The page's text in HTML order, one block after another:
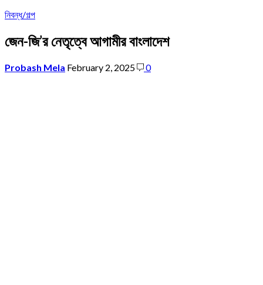
নিবন্ধ/গল্প
জেন-জি’র নেতৃত্বে আগামীর বাংলাদেশ
Probash Mela February 2, 2025 0